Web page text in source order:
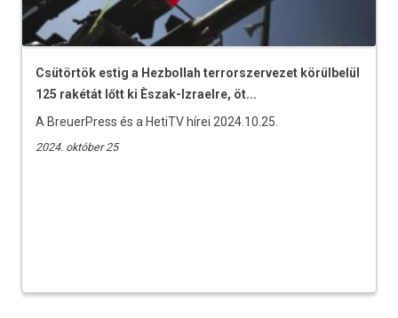
Csütörtök estig a Hezbollah terrorszervezet körülbelül
125 rakétát lőtt ki Èszak-Izraelre, öt...
A BreuerPress és a HetiTV hírei 2024.10.25.
2024. október 25